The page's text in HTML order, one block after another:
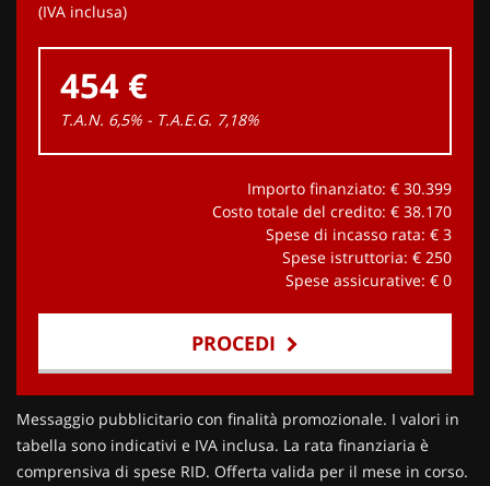
(IVA inclusa)
454 €
T.A.N. 6,5% - T.A.E.G. 7,18%
Importo finanziato: € 30.399
Costo totale del credito: € 38.170
Spese di incasso rata: € 3
Spese istruttoria: € 250
Spese assicurative: € 0
PROCEDI
Contattaci
Messaggio pubblicitario con finalità promozionale. I valori in
tabella sono indicativi e IVA inclusa. La rata finanziaria è
comprensiva di spese RID. Offerta valida per il mese in corso.